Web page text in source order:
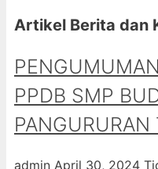
Artikel Berita dan
PPDB SMP
admin April 30, 2024